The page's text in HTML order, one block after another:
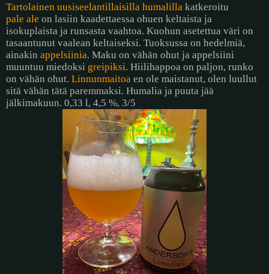
Tartolainen uusiseelantillaisilla humalilla katkeroitu
pale ale on lasiin kaadettaessa ohuen keltaista ja
isokuplaista ja runsasta vaahtoa. Kuohun asetettua väri on
tasaantunut vaalean keltaiseksi. Tuoksussa on hedelmiä,
ainakin appelsiinia. Maku on vähän ohut ja appelsiini
muuntuu miedoksi greipiksi. Hiilihappoa on paljon, runko
on vähän ohut. Linnunmaitoa en ole maistanut, olen luullut
sitä vähän tätä paremmaksi. Humalia ja puuta jää
jälkimakuun. 0,33 l, 4,5 %, 3/5